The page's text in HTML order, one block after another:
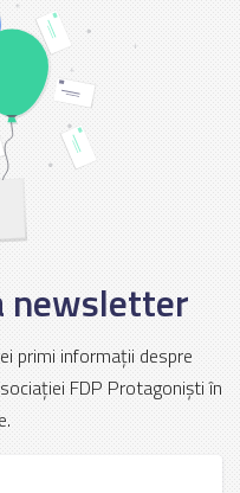
newsletter
primi informații despre
FDP Protagoniști în